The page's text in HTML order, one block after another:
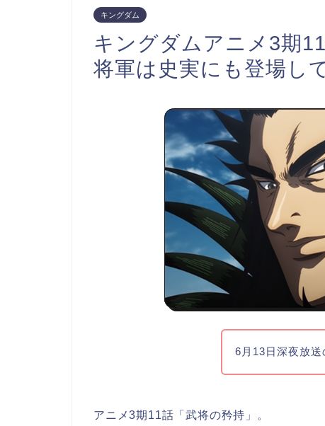
キングダム
キングダムアニメ3期
将軍は史実にも登場し
6月13日深夜放送
アニメ3期11話「武将の矜持」。